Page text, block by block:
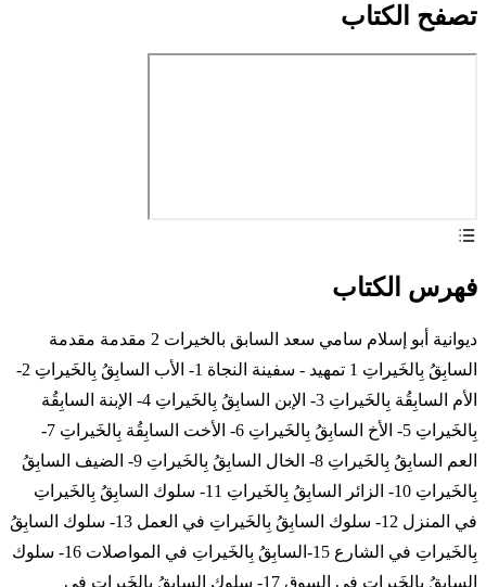
تصفح الكتاب
فهرس الكتاب
ديوانية أبو إسلام سامي سعد السابق بالخيرات 2 مقدمة مقدمة
السابِقُ بِالخَيراتِ 1 تمهيد - سفينة النجاة 1- الأب السابِقُ بِالخَيراتِ 2-
الأم السابِقُة بِالخَيراتِ 3- الإبن السابِقُ بِالخَيراتِ 4- الإبنة السابِقُة
بِالخَيراتِ 5- الأخ السابِقُ بِالخَيراتِ 6- الأخت السابِقُة بِالخَيراتِ 7-
العم السابِقُ بِالخَيراتِ 8- الخال السابِقُ بِالخَيراتِ 9- الضيف السابِقُ
بِالخَيراتِ 10- الزائر السابِقُ بِالخَيراتِ 11- سلوك السابِقُ بِالخَيراتِ
في المنزل 12- سلوك السابِقُ بِالخَيراتِ في العمل 13- سلوك السابِقُ
بِالخَيراتِ في الشارع 15-السابِقُ بِالخَيراتِ في المواصلات 16- سلوك
السابِقُ بِالخَيراتِ في السوق 17- سلوك السابِقُ بِالخَيراتِ في